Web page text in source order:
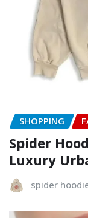
SHOPPING
Spider
Luxury
spider